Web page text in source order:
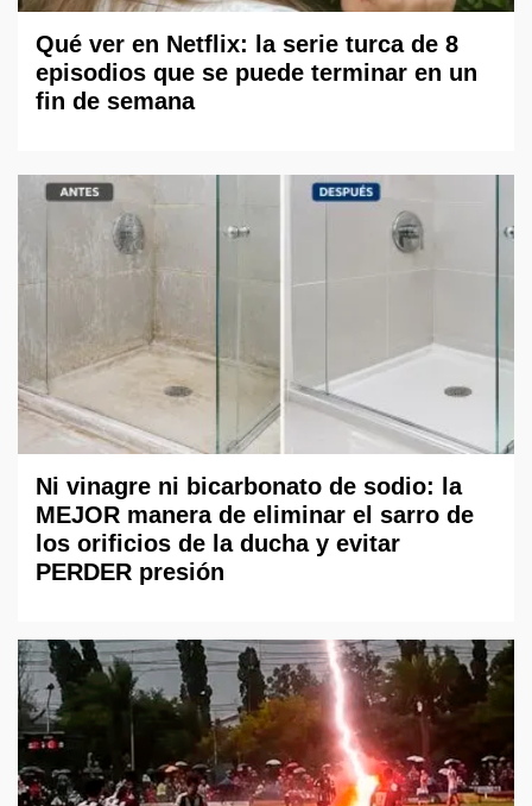
Qué ver en Netflix: la serie turca de 8
episodios que se puede terminar en un
fin de semana
Ni vinagre ni bicarbonato de sodio: la
MEJOR manera de eliminar el sarro de
los orificios de la ducha y evitar
PERDER presión